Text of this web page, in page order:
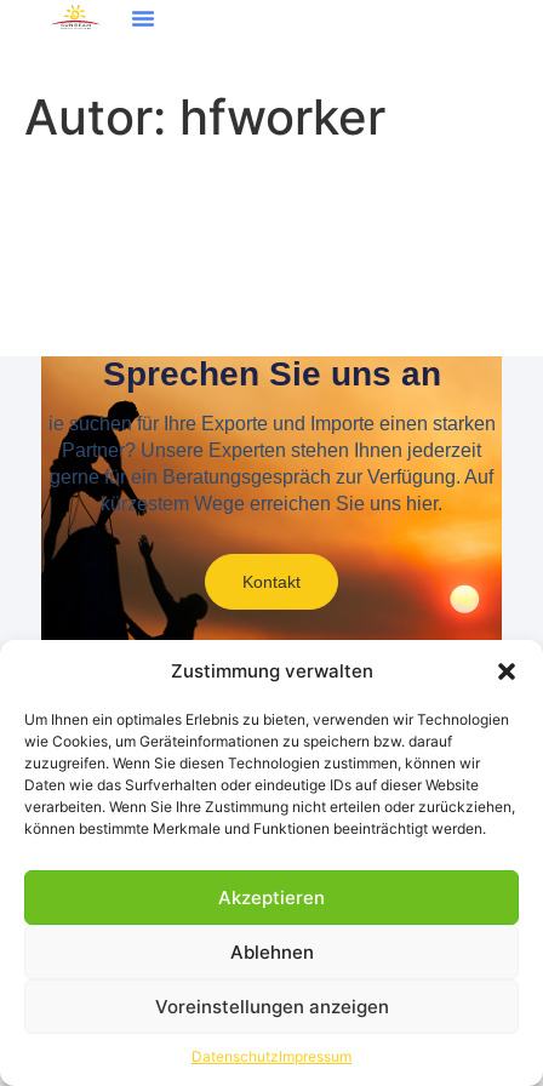
Zustimmung verwalten
Um Ihnen ein optimales Erlebnis zu bieten, verwenden wir Technologien
wie Cookies, um Geräteinformationen zu speichern bzw. darauf
zuzugreifen. Wenn Sie diesen Technologien zustimmen, können wir
Daten wie das Surfverhalten oder eindeutige IDs auf dieser Website
verarbeiten. Wenn Sie Ihre Zustimmung nicht erteilen oder zurückziehen,
können bestimmte Merkmale und Funktionen beeinträchtigt werden.
Akzeptieren
Ablehnen
Voreinstellungen anzeigen
DatenschutzImpressum
Autor: hfworker
Sprechen Sie uns an
ie suchen für Ihre Exporte und Importe einen starken
Partner? Unsere Experten stehen Ihnen jederzeit
gerne für ein Beratungsgespräch zur Verfügung. Auf
kürzestem Wege erreichen Sie uns hier.
Kontakt
GmbH. All Rights